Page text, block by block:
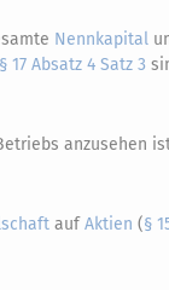
Nennkapital
§ 17 Absatz 4 Satz 3
anzusehen
aufAktien (§